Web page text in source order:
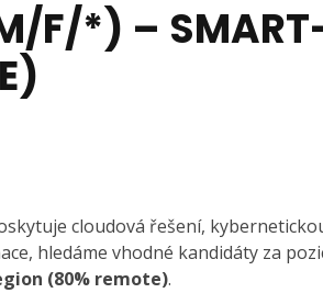
F/*) –
cloudová řešení,
hledáme vhodné kandidáty za
(80% remote).